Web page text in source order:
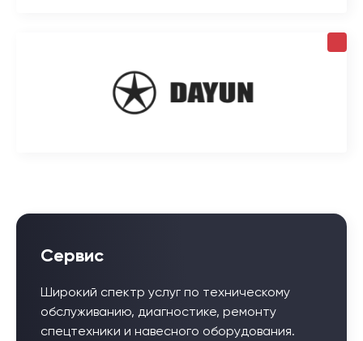
Сервис
Широкий спектр услуг по техническому
обслуживанию, диагностике, ремонту
спецтехники и навесного оборудования.